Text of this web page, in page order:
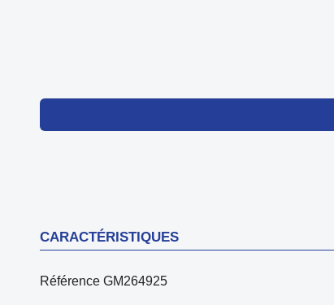
CARACTÉRISTIQUES
Référence GM264925